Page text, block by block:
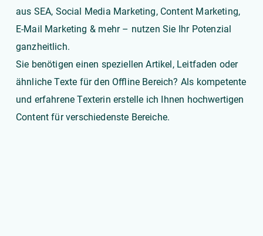
aus SEA, Social Media Marketing, Content Marketing,
E-Mail Marketing & mehr – nutzen Sie Ihr Potenzial
ganzheitlich.
Sie benötigen einen speziellen Artikel, Leitfaden oder
ähnliche Texte für den Offline Bereich? Als kompetente
und erfahrene Texterin erstelle ich Ihnen hochwertigen
Content für verschiedenste Bereiche.